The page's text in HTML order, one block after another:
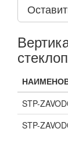
STP-
STP-